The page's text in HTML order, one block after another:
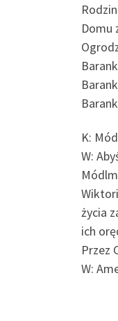
Domu
K:
W:
życia
ich
Przez
W: